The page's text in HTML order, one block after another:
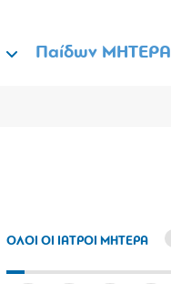
Παίδων ΜΗΤΕΡΑ
ΟΛΟΙ ΟΙ ΙΑΤΡΟΙ ΜΗΤΕΡΑ